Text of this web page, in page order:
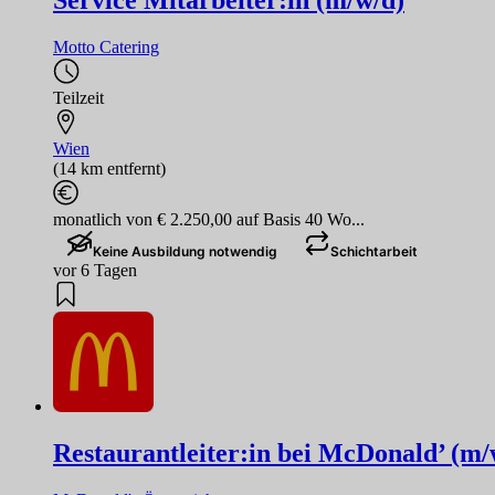
Motto Catering
Teilzeit
Wien
(14 km entfernt)
monatlich von € 2.250,00 auf Basis 40 Wo...
Keine Ausbildung notwendig Schichtarbeit
vor 6 Tagen
Restaurantleiter:in bei McDonald’